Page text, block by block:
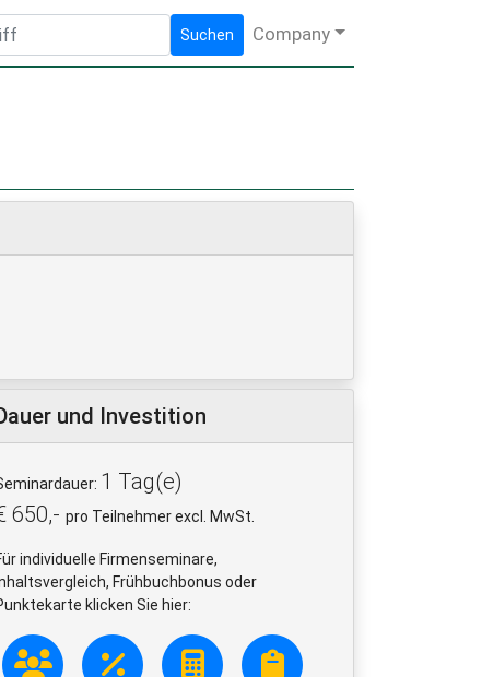
Suchen Company
und Investition
1 Tag(e)
650,- pro Teilnehmer excl. MwSt.
individuelle Firmenseminare,
Frühbuchbonus oder
klicken Sie hier: